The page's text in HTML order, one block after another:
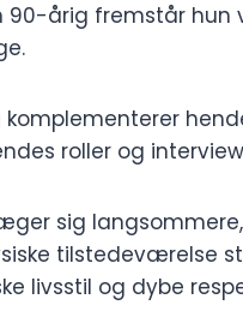
90-årig fremstår hun
komplementerer
roller og
sig
tilstedeværelse
livsstil og dybe